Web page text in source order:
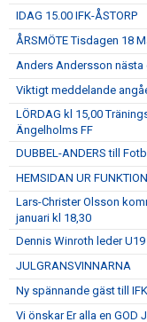
IDAG 15.00 IFK-ÅSTORP
ÅRSMÖTE Tisdagen 18
Anders Andersson
Viktigt meddelande
LÖRDAG kl 15,00
Ängelholms FF
DUBBEL-ANDERS till
HEMSIDAN UR FUNKTION
Lars-Christer Olsson
januari kl 18,30
Dennis Winroth leder U19
JULGRANSVINNARNA
Ny spännande gäst till
Vi önskar Er alla en GOD